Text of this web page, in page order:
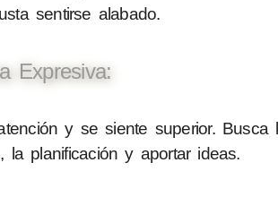
sentirse alabado.
Expresiva:
y se siente superior. Busca
la planificación y aportar ideas.